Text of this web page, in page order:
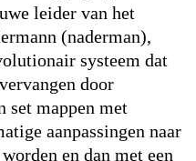
leider van het
(naderman),
systeem dat
door
set mappen met
aanpassingen naar
en dan met een